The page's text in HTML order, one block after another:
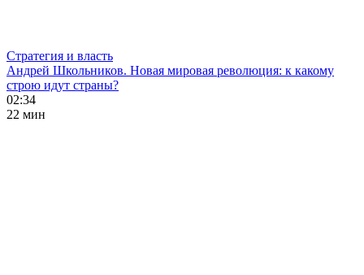
Стратегия и власть
Андрей Школьников. Новая мировая революция: к какому
строю идут страны?
02:34
22 мин